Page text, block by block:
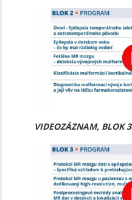
VIDEOZÁZNAM, BLOK 3